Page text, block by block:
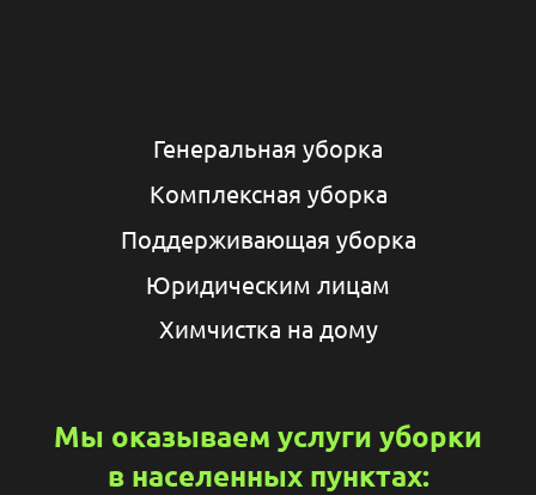
Генеральная уборка
Комплексная уборка
Поддерживающая уборка
Юридическим лицам
Химчистка на дому
Мы оказываем услуги уборки
в населенных пунктах: